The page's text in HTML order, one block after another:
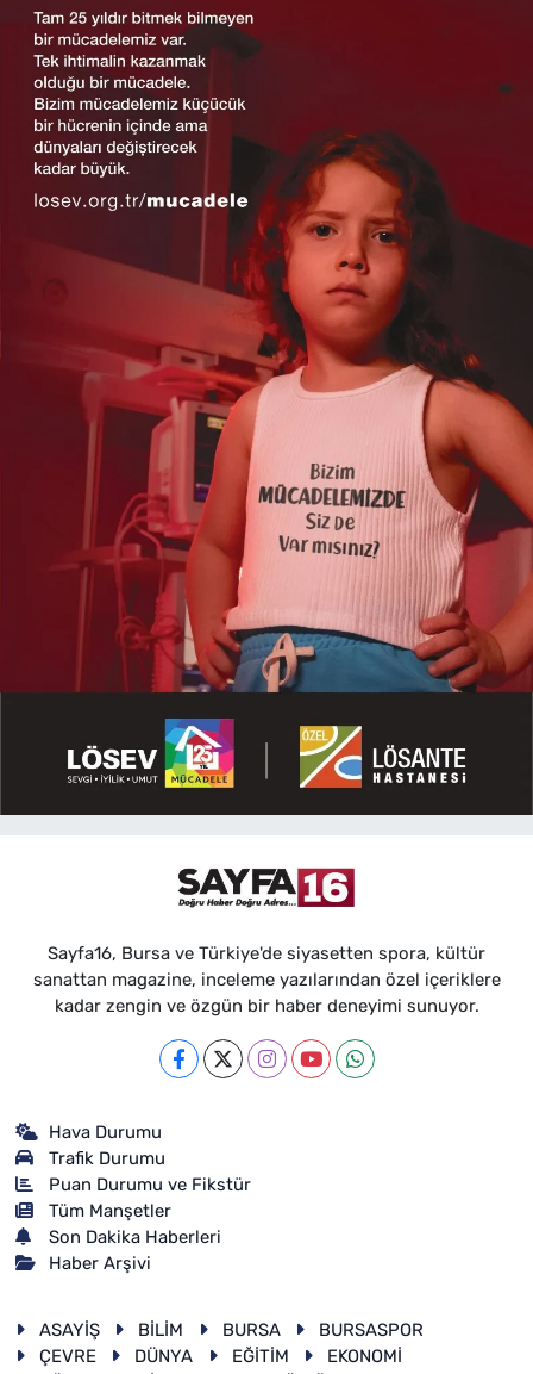
Sayfa16, Bursa ve Türkiye'de siyasetten spora, kültür
sanattan magazine, inceleme yazılarından özel içeriklere
kadar zengin ve özgün bir haber deneyimi sunuyor.
Hava Durumu
Trafik Durumu
Puan Durumu ve Fikstür
Tüm Manşetler
Son Dakika Haberleri
Haber Arşivi
ASAYİŞ BİLİM BURSA
BURSASPOR
ÇEVRE
DÜNYA EĞİTİM
EKONOMİ